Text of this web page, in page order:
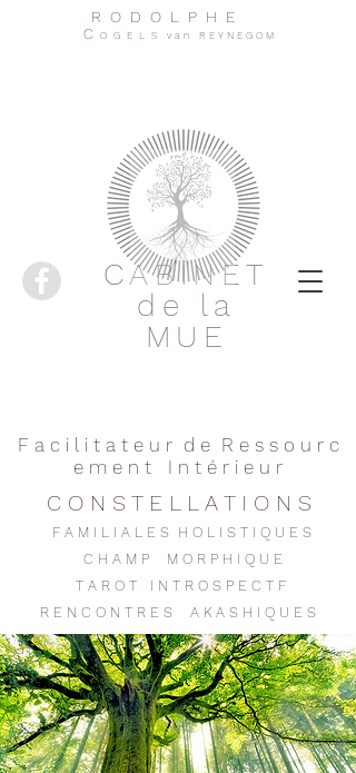
CABINET
de la
MUE
C O N S T E L L A T I O N S
F A M I L I A L E S H O L I S T I Q U E S
C H A M P M O R P H I Q U E
T A R O T I N T R O S P E C T F
R E N C O N T R E S A K A S H I Q U E S
R O D O L P H E
C O G E L S v a n R E Y N E G O M
F a c i l i t a t e u r d e R e s s o u r c
e m e n t I n t é r i e u r